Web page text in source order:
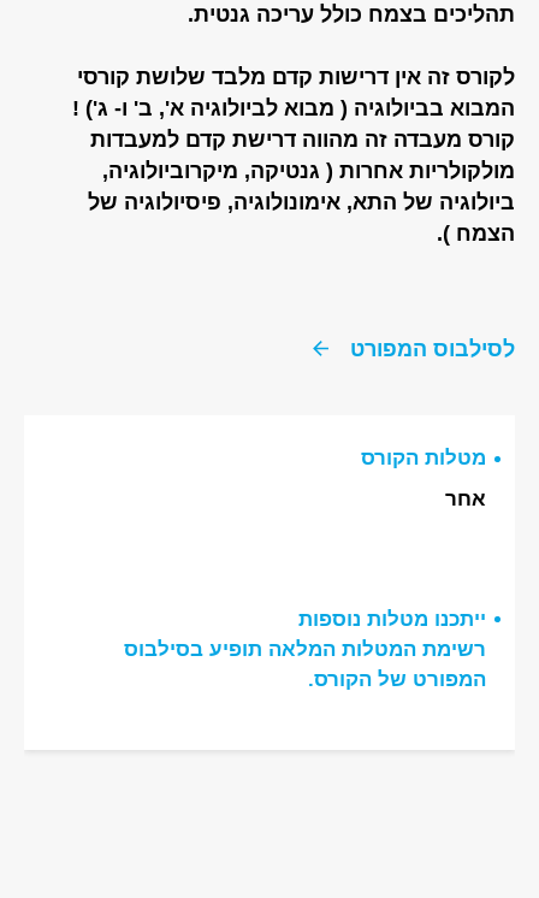
תהליכים בצמח כולל עריכה גנטית.
לקורס זה אין דרישות קדם מלבד שלושת קורסי
המבוא בביולוגיה ( מבוא לביולוגיה א', ב' ו- ג') !
קורס מעבדה זה מהווה דרישת קדם למעבדות
מולקולריות אחרות ( גנטיקה, מיקרוביולוגיה,
ביולוגיה של התא, אימונולוגיה, פיסיולוגיה של
הצמח ).
לסילבוס המפורט
מטלות הקורס
אחר
ייתכנו מטלות נוספות
רשימת המטלות המלאה תופיע בסילבוס
המפורט של הקורס.